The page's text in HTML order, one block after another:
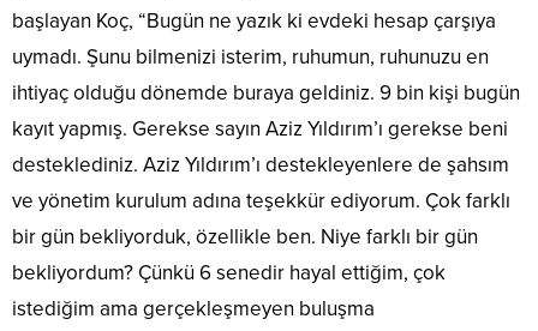
başlayan Koç, “Bugün ne yazık ki evdeki hesap çarşıya
uymadı. Şunu bilmenizi isterim, ruhumun, ruhunuzu en
ihtiyaç olduğu dönemde buraya geldiniz. 9 bin kişi bugün
kayıt yapmış. Gerekse sayın Aziz Yıldırım’ı gerekse beni
desteklediniz. Aziz Yıldırım’ı destekleyenlere de şahsım
ve yönetim kurulum adına teşekkür ediyorum. Çok farklı
bir gün bekliyorduk, özellikle ben. Niye farklı bir gün
bekliyordum? Çünkü 6 senedir hayal ettiğim, çok
istediğim ama gerçekleşmeyen buluşma